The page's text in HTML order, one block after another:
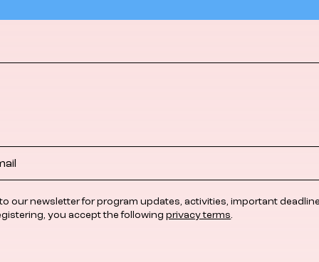
our newsletter for program updates, activities, important
you accept the followingprivacy terms